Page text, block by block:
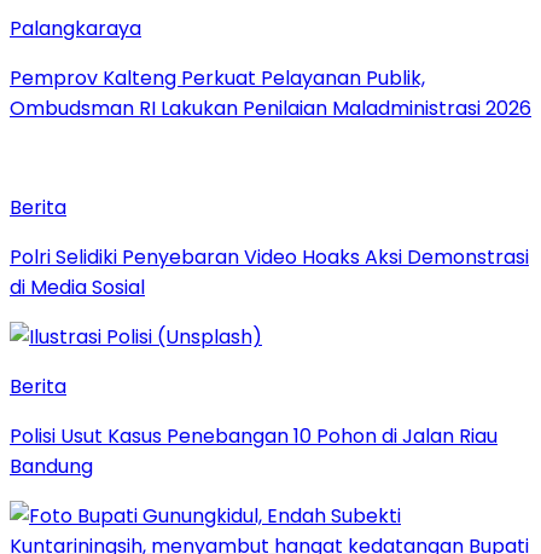
Palangkaraya
Pemprov Kalteng Perkuat Pelayanan Publik,
Ombudsman RI Lakukan Penilaian Maladministrasi 2026
Berita
Polri Selidiki Penyebaran Video Hoaks Aksi Demonstrasi
di Media Sosial
Berita
Polisi Usut Kasus Penebangan 10 Pohon di Jalan Riau
Bandung